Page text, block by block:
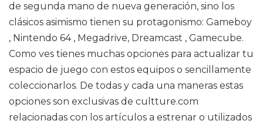
de segunda mano de nueva generación, sino los
clásicos asimismo tienen su protagonismo: Gameboy
, Nintendo 64 , Megadrive, Dreamcast , Gamecube.
Como ves tienes muchas opciones para actualizar tu
espacio de juego con estos equipos o sencillamente
coleccionarlos. De todas y cada una maneras estas
opciones son exclusivas de cultture.com
relacionadas con los artículos a estrenar o utilizados